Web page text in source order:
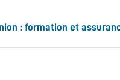
: formation et